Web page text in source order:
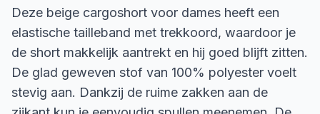
Deze beige cargoshort voor dames heeft een
elastische tailleband met trekkoord, waardoor je
de short makkelijk aantrekt en hij goed blijft zitten.
De glad geweven stof van 100% polyester voelt
stevig aan. Dankzij de ruime zakken aan de